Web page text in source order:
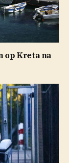
op Kreta na